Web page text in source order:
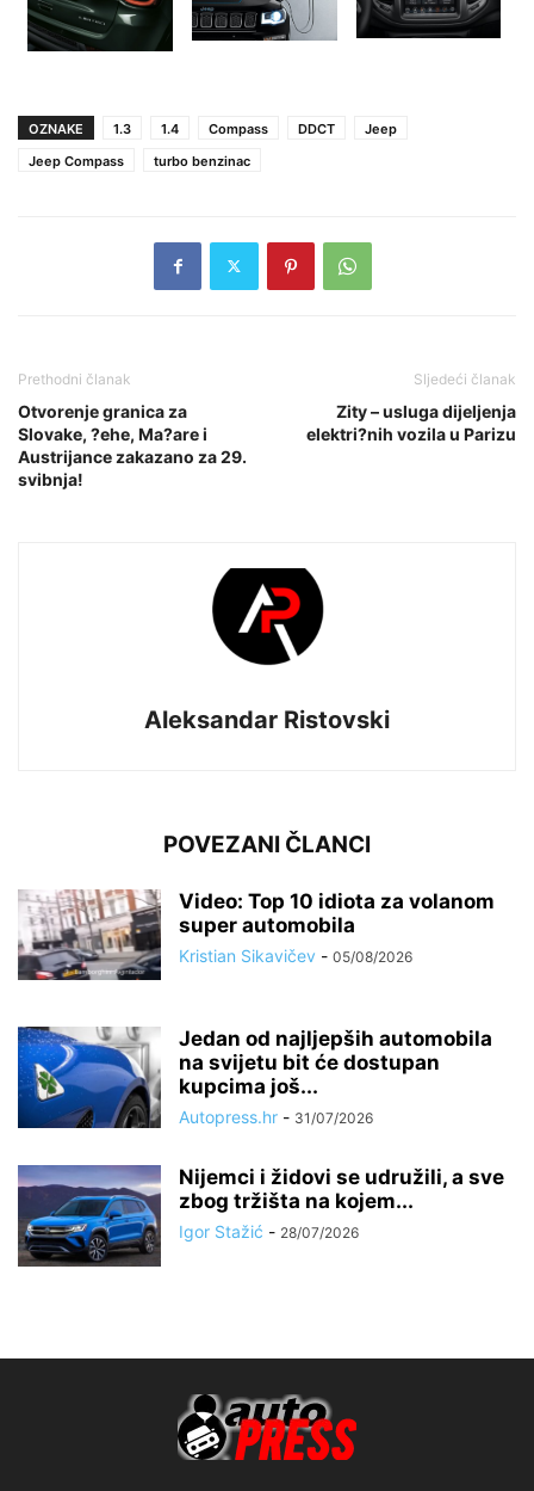
OZNAKE 1.3 1.4 Compass DDCT
Jeep
Jeep Compass
turbo benzinac
Prethodni članak
Otvorenje granica za
Slovake, ?ehe, Ma?are i
Austrijance zakazano za 29.
svibnja!
Sljedeći članak
Zity – usluga dijeljenja
elektri?nih vozila u Parizu
Aleksandar Ristovski
POVEZANI ČLANCI
Video: Top 10 idiota za volanom
super automobila
Kristian Sikavičev - 05/08/2026
Jedan od najljepših automobila
na svijetu bit će dostupan
kupcima još...
Autopress.hr - 31/07/2026
Nijemci i židovi se udružili, a sve
zbog tržišta na kojem...
Igor Stažić - 28/07/2026